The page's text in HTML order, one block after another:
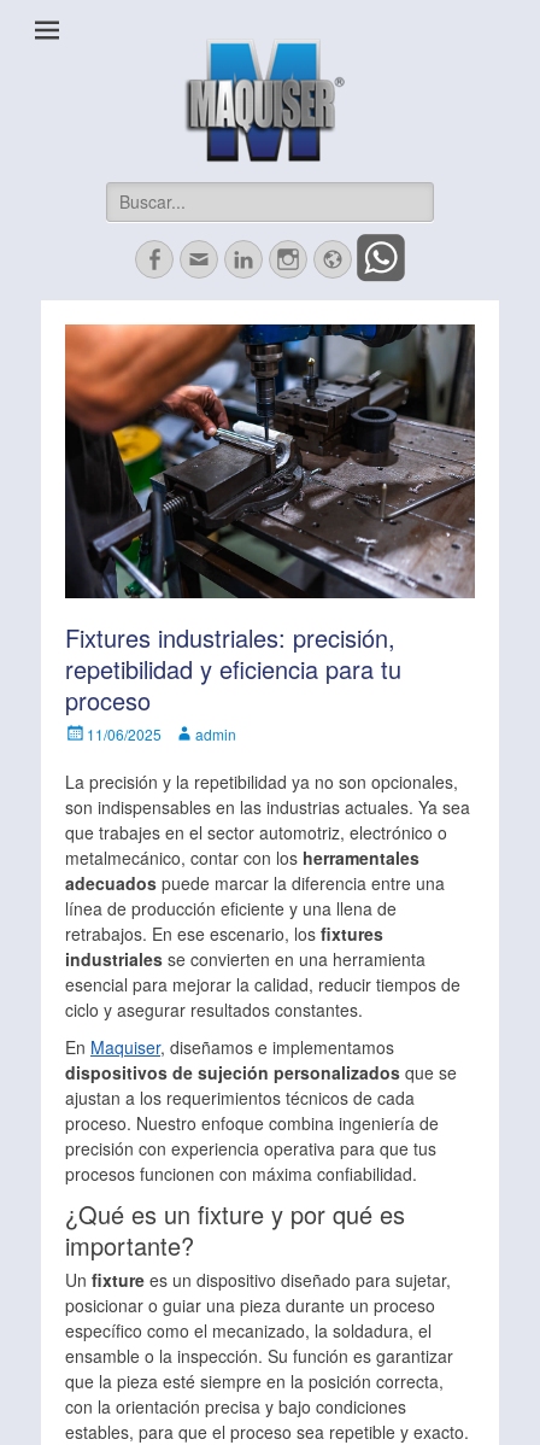
Maquiser Industrial
Herrajes, Automatización, Maquinados CNC y más
Buscar:
Facebook
Correo
electrónico
LinkedInInstagram
Website
Fixtures industriales: precisión,
repetibilidad y eficiencia para tu
proceso
Escrito11/06/2025 Autoradmin
La precisión y la repetibilidad ya no son opcionales,
son indispensables en las industrias actuales. Ya sea
que trabajes en el sector automotriz, electrónico o
metalmecánico, contar con los herramentales
adecuados puede marcar la diferencia entre una
línea de producción eficiente y una llena de
retrabajos. En ese escenario, los fixtures
industriales se convierten en una herramienta
esencial para mejorar la calidad, reducir tiempos de
ciclo y asegurar resultados constantes.
En Maquiser, diseñamos e implementamos
dispositivos de sujeción personalizados que se
ajustan a los requerimientos técnicos de cada
proceso. Nuestro enfoque combina ingeniería de
precisión con experiencia operativa para que tus
procesos funcionen con máxima confiabilidad.
¿Qué es un fixture y por qué es
importante?
Un fixture es un dispositivo diseñado para sujetar,
posicionar o guiar una pieza durante un proceso
específico como el mecanizado, la soldadura, el
ensamble o la inspección. Su función es garantizar
que la pieza esté siempre en la posición correcta,
con la orientación precisa y bajo condiciones
estables, para que el proceso sea repetible y exacto.